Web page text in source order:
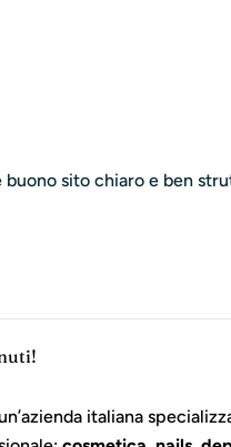
sito chiaro e ben
italiana